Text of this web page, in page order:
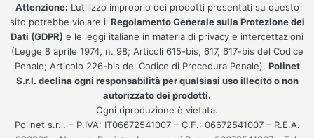
Attenzione: L’utilizzo improprio dei prodotti presentati su questo
sito potrebbe violare il Regolamento Generale sulla Protezione dei
Dati (GDPR) e le leggi italiane in materia di privacy e intercettazioni
(Legge 8 aprile 1974, n. 98; Articoli 615-bis, 617, 617-bis del Codice
Penale; Articolo 226-bis del Codice di Procedura Penale). Polinet
S.r.l. declina ogni responsabilità per qualsiasi uso illecito o non
autorizzato dei prodotti.
Ogni riproduzione è vietata.
Polinet s.r.l. – P.IVA: IT06672541007 – C.F.: 06672541007 – R.E.A.